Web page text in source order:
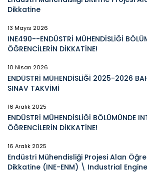
Dikkatine
13 Mayıs 2026
INE490--ENDÜSTRİ MÜHENDİSLİĞİ
ÖĞRENCİLERİN DİKKATİNE!
10 Nisan 2026
ENDÜSTRİ MÜHENDİSLİĞİ 2025-2026
SINAV TAKVİMİ
16 Aralık 2025
ENDÜSTRİ MÜHENDİSLİĞİ BÖLÜMÜNDE
ÖĞRENCİLERİN DİKKATİNE!
16 Aralık 2025
Endüstri Mühendisliği Projesi Alan
Dikkatine (INE-ENM) \ Industrial